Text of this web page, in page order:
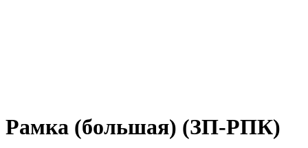
Рамка (большая) (ЗП-РПК)